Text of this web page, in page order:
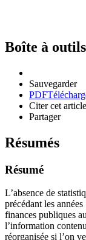
Boîte à outils
Sauvegarder
PDF
Citer cet article
Partager
Résumés
Résumé
L’absence de
précédant les
finances publiques
l’information
réorganisée si l’on